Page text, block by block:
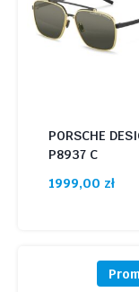
PORSCHE
P8937 C
1999,00 zł